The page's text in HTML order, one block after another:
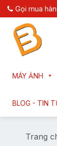
Chuyển
đến
dung
Gọi mua
MÁY ẢNH
BLOG - TIN
Trang